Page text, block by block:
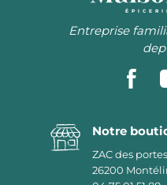
Entreprise
Notre
ZAC des
26200